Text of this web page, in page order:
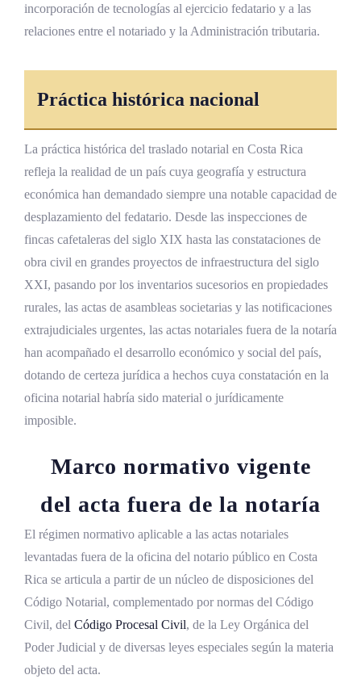
incorporación de tecnologías al ejercicio fedatario y a las
relaciones entre el notariado y la Administración tributaria.
Práctica histórica nacional
La práctica histórica del traslado notarial en Costa Rica
refleja la realidad de un país cuya geografía y estructura
económica han demandado siempre una notable capacidad de
desplazamiento del fedatario. Desde las inspecciones de
fincas cafetaleras del siglo XIX hasta las constataciones de
obra civil en grandes proyectos de infraestructura del siglo
XXI, pasando por los inventarios sucesorios en propiedades
rurales, las actas de asambleas societarias y las notificaciones
extrajudiciales urgentes, las actas notariales fuera de la notaría
han acompañado el desarrollo económico y social del país,
dotando de certeza jurídica a hechos cuya constatación en la
oficina notarial habría sido material o jurídicamente
imposible.
Marco normativo vigente
del acta fuera de la notaría
El régimen normativo aplicable a las actas notariales
levantadas fuera de la oficina del notario público en Costa
Rica se articula a partir de un núcleo de disposiciones del
Código Notarial, complementado por normas del Código
Civil, del Código Procesal Civil, de la Ley Orgánica del
Poder Judicial y de diversas leyes especiales según la materia
objeto del acta.